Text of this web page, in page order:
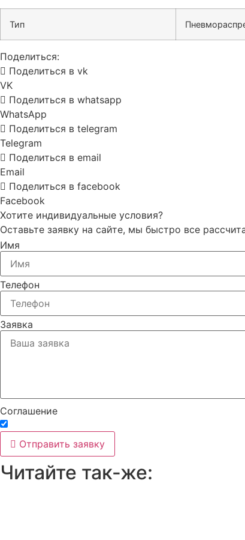
Тип
Поделиться:
Поделиться в vk
VK
Поделиться в whatsapp
WhatsApp
Поделиться в telegram
Telegram
Поделиться в email
Email
Поделиться в facebook
Facebook
Хотите индивидуальные условия?
Оставьте заявку на сайте, мы быстро все
Имя
Телефон
Заявка
Соглашение
Отправить заявку
Читайте так-же: